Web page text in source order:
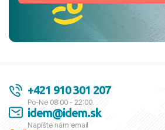
+421 910 301 207
Po-Ne 08:00 - 22:00
idem@idem.sk
Napíšte nám email